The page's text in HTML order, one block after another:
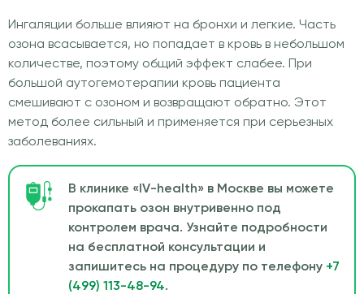
Ингаляции больше влияют на бронхи и легкие. Часть
озона всасывается, но попадает в кровь в небольшом
количестве, поэтому общий эффект слабее. При
большой аутогемотерапии кровь пациента
смешивают с озоном и возвращают обратно. Этот
метод более сильный и применяется при серьезных
заболеваниях.
В клинике «IV-health» в Москве вы можете
прокапать озон внутривенно под
контролем врача. Узнайте подробности
на бесплатной консультации и
запишитесь на процедуру по телефону +7
(499) 113-48-94.